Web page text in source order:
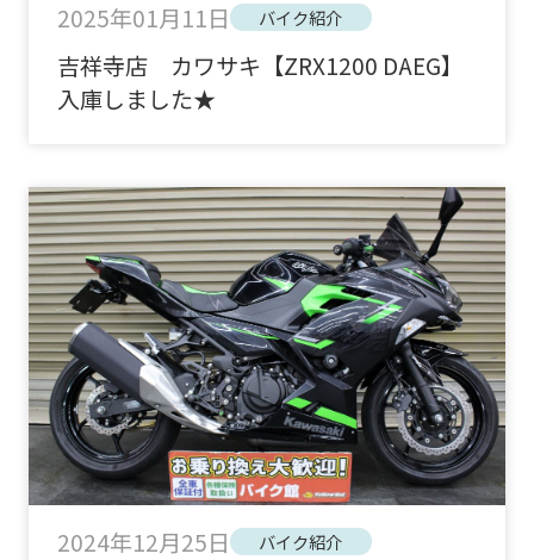
2025年01月11日 バイク紹介
吉祥寺店 カワサキ【ZRX1200 DAEG】
入庫しました★
2024年12月25日 バイク紹介